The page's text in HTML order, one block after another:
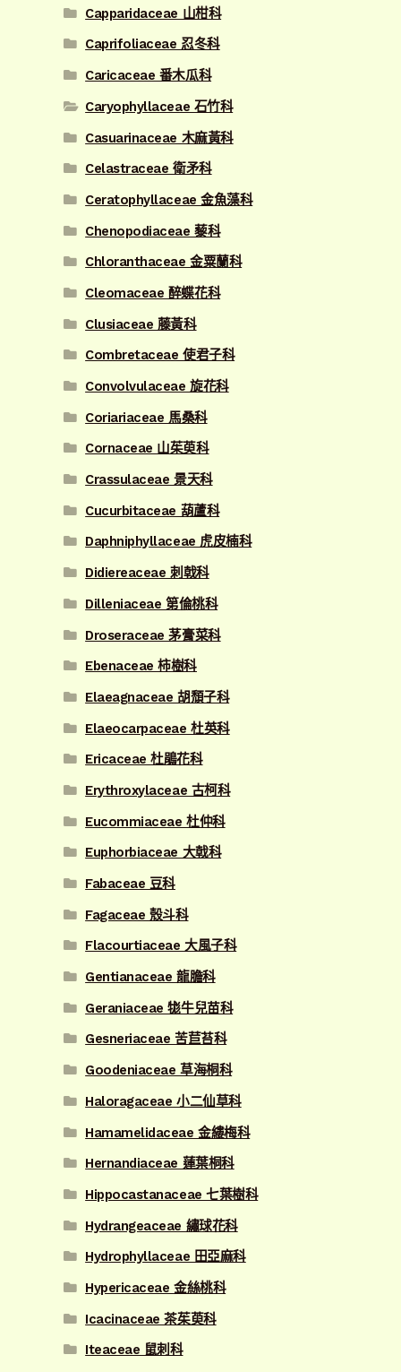
Capparidaceae 山柑科
Caprifoliaceae 忍冬科
Caricaceae 番木瓜科
Caryophyllaceae 石竹科
Casuarinaceae 木麻黃科
Celastraceae 衛矛科
Ceratophyllaceae 金魚藻科
Chenopodiaceae 藜科
Chloranthaceae 金粟蘭科
Cleomaceae 醉蝶花科
Clusiaceae 藤黃科
Combretaceae 使君子科
Convolvulaceae 旋花科
Coriariaceae 馬桑科
Cornaceae 山茱萸科
Crassulaceae 景天科
Cucurbitaceae 葫蘆科
Daphniphyllaceae 虎皮楠科
Didiereaceae 刺戟科
Dilleniaceae 第倫桃科
Droseraceae 茅膏菜科
Ebenaceae 柿樹科
Elaeagnaceae 胡頹子科
Elaeocarpaceae 杜英科
Ericaceae 杜鵑花科
Erythroxylaceae 古柯科
Eucommiaceae 杜仲科
Euphorbiaceae 大戟科
Fabaceae 豆科
Fagaceae 殼斗科
Flacourtiaceae 大風子科
Gentianaceae 龍膽科
Geraniaceae 牻牛兒苗科
Gesneriaceae 苦苣苔科
Goodeniaceae 草海桐科
Haloragaceae 小二仙草科
Hamamelidaceae 金縷梅科
Hernandiaceae 蓮葉桐科
Hippocastanaceae 七葉樹科
Hydrangeaceae 繡球花科
Hydrophyllaceae 田亞麻科
Hypericaceae 金絲桃科
Icacinaceae 茶茱萸科
Iteaceae 鼠刺科